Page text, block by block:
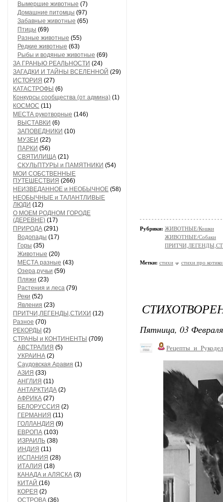
Вымершие животные (7)
Домашние питомцы (97)
Забавные животные (65)
Птицы (69)
Разные животные (55)
Редкие животные (63)
Рыбы и водяные животные (69)
ЗА ГРАНЬЮ РЕАЛЬНОСТИ (24)
ЗАГАДКИ И ТАЙНЫ ВСЕЛЕННОЙ (29)
ИСТОРИЯ (27)
КАТАСТРОФЫ (6)
Конкурсы сообщества (от админа) (1)
КОСМОС (11)
МЕСТА рукотворные (146)
ВЫСТАВКИ (6)
ЗАПОВЕДНИКИ (10)
МУЗЕИ (22)
ПАРКИ (56)
СВЯТИЛИЩА (21)
СКУЛЬПТУРЫ и ПАМЯТНИКИ (54)
МОИ СОБСТВЕННЫЕ
ПУТЕШЕСТВИЯ (266)
НЕИЗВЕДАННОЕ и НЕОБЫЧНОЕ (58)
НЕОБЫЧНЫЕ и ТАЛАНТЛИВЫЕ
ЛЮДИ (12)
О МОЕМ РОДНОМ ГОРОДЕ
(ДЕРЕВНЕ) (17)
ПРИРОДА (291)
Водопады (17)
Горы (35)
Животные (20)
МЕСТА разные (43)
Озера,ручьи (59)
Пляжи (23)
Растения и леса (79)
Реки (52)
Явления (23)
ПРИТЧИ,ЛЕГЕНДЫ,СТИХИ (12)
Разное (70)
РЕКОРДЫ (2)
СТРАНЫ и КОНТИНЕНТЫ (709)
АВСТРАЛИЯ (5)
УКРАИНА (2)
Саудовская Аравия (1)
АЗИЯ (33)
АНГЛИЯ (11)
АНТАРКТИДА (2)
АФРИКА (27)
БЕЛОРУССИЯ (2)
ГЕРМАНИЯ (11)
ГОЛЛАНДИЯ (9)
ЕВРОПА (103)
ИЗРАИЛЬ (38)
ИНДИЯ (11)
ИСПАНИЯ (28)
ИТАЛИЯ (18)
КАНАДА и АЛЯСКА (3)
КИТАЙ (16)
КОРЕЯ (2)
ОСТРОВА (36)
Рубрики: ЖИВОТНЫЕ/Кошки
ЖИВОТНЫЕ/Собаки
Метки: стихи стихи про
Пятница, 03